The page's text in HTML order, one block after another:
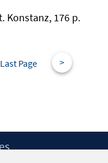
Konstanz, 176 p.
Last Page >